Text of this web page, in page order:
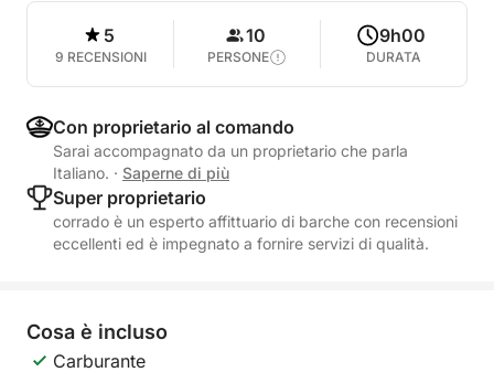
5
9 RECENSIONI
10
PERSONE
9h00
DURATA
Con proprietario al comando
Sarai accompagnato da un proprietario che parla
Italiano. · Saperne di più
Super proprietario
corrado è un esperto affittuario di barche con recensioni
eccellenti ed è impegnato a fornire servizi di qualità.
Cosa è incluso
Carburante